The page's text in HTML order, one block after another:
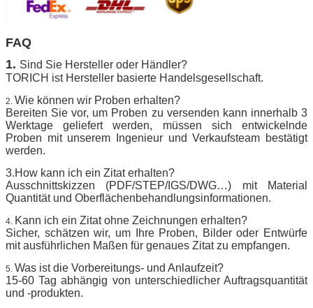
FAQ
1. Sind Sie Hersteller oder Händler?
TORICH ist Hersteller basierte Handelsgesellschaft.
2. Wie können wir Proben erhalten?
Bereiten Sie vor, um Proben zu versenden kann innerhalb 3
Werktage geliefert werden, müssen sich entwickelnde
Proben mit unserem Ingenieur und Verkaufsteam bestätigt
werden.
3.How kann ich ein Zitat erhalten?
Ausschnittskizzen (PDF/STEP/IGS/DWG…) mit Material
Quantität und Oberflächenbehandlungsinformationen.
4. Kann ich ein Zitat ohne Zeichnungen erhalten?
Sicher, schätzen wir, um Ihre Proben, Bilder oder Entwürfe
mit ausführlichen Maßen für genaues Zitat zu empfangen.
5. Was ist die Vorbereitungs- und Anlaufzeit?
15-60 Tag abhängig von unterschiedlicher Auftragsquantität
und -produkten.